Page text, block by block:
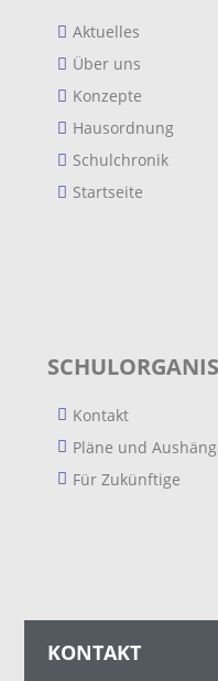
Aktuelles
Über uns
Konzepte
Hausordnung
Schulchronik
Startseite
Kontakt
Pläne und
Für Zukünftige
KONTAKT